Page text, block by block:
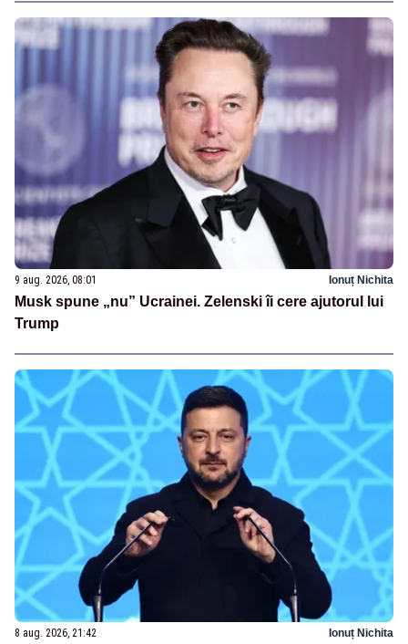
9 aug. 2026, 08:01 Ionuț Nichita
Musk spune „nu” Ucrainei. Zelenski îi cere ajutorul lui
Trump
8 aug. 2026, 21:42 Ionuț Nichita